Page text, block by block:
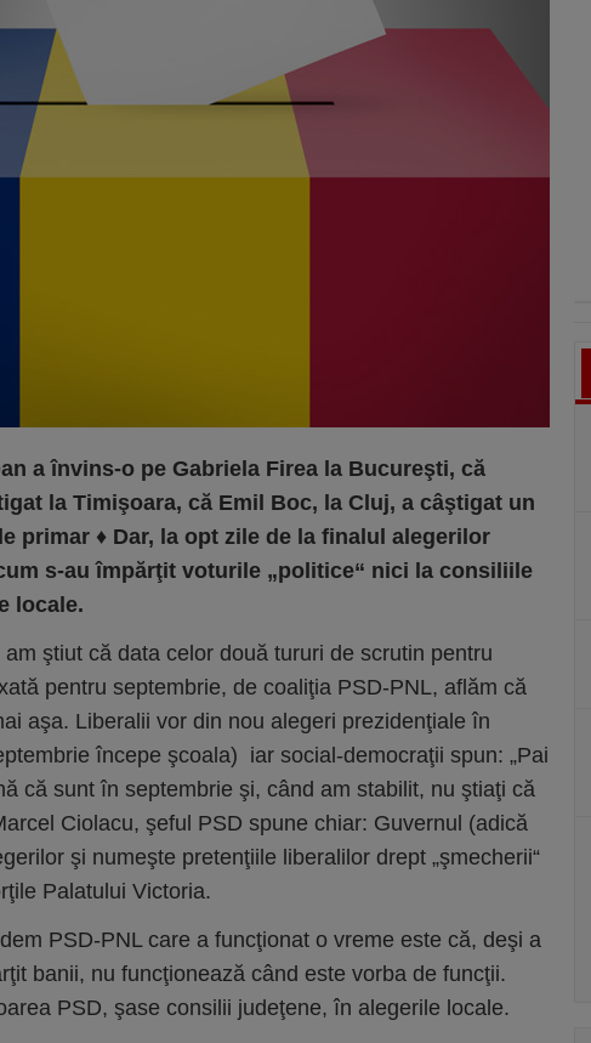
a învins-o pe Gabriela Firea la Bucureşti, că
la Timişoara, că Emil Boc, la Cluj, a câştigat un
primar ♦ Dar, la opt zile de la finalul alegerilor
s-au împărţit voturile „politice“ nici la consiliile
locale.
ştiut că data celor două tururi de scrutin pentru
pentru septembrie, de coaliţia PSD-PNL, aflăm că
aşa. Liberalii vor din nou alegeri prezidenţiale în
începe şcoala) iar social-democraţii spun: „Pai
că sunt în septembrie şi, când am stabilit, nu ştiaţi că
Ciolacu, şeful PSD spune chiar: Guvernul (adică
şi numeşte pretenţiile liberalilor drept „şmecherii“
Palatului Victoria.
PSD-PNL care a funcţionat o vreme este că, deşi a
banii, nu funcţionează când este vorba de funcţii.
PSD, şase consilii judeţene, în alegerile locale.